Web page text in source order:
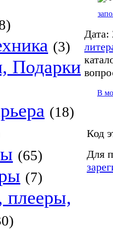
(3)
Подарки
(18)
(65)
(7)
плееры,
Дата:
В
Код
Для